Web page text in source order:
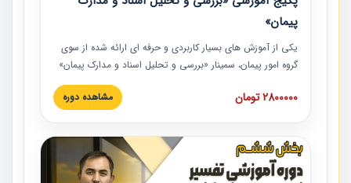
پیمان»
یکی از آموزش‏‏‏‏‏‏ های بسیار کاربردی و حرفه‏ ای ارائه شده از سوی
گروه امور پیمان، سمینار «بررسی و تحلیل اسناد و مدارک پیمان»
است که در دانشگاه صنعتی شریف ارائه شد. در این آموزش
نکات کلیدی مربوط به اسناد و مدارک پیمان، اولویت بندی اسناد
پیمان به همراه تجربیات عملی در این خصوص ارائه شده است.
2800000 تومان مشاهده دوره